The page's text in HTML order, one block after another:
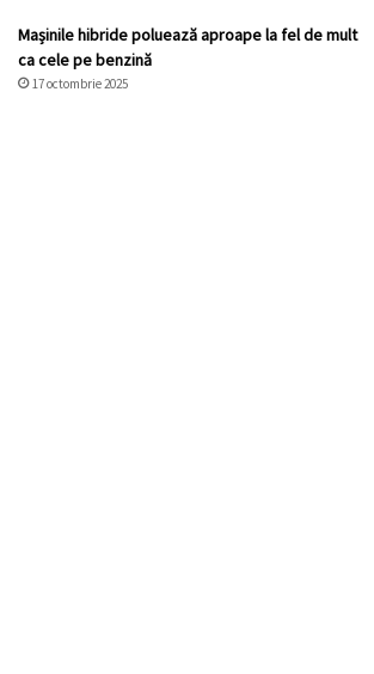
Mașinile hibride poluează aproape la fel de mult
ca cele pe benzină
17 octombrie 2025